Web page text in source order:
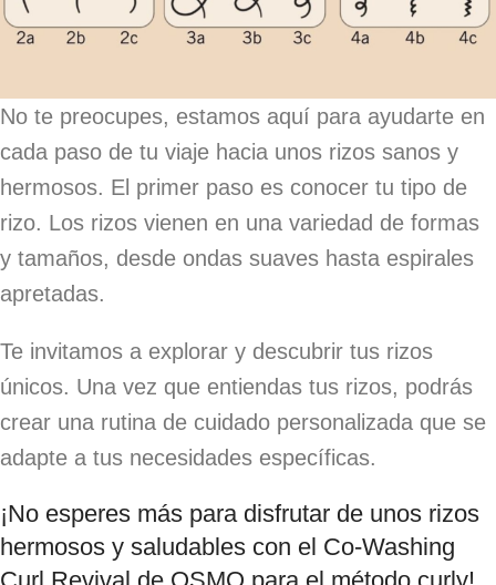
No te preocupes, estamos aquí para ayudarte en
cada paso de tu viaje hacia unos rizos sanos y
hermosos. El primer paso es conocer tu tipo de
rizo. Los rizos vienen en una variedad de formas
y tamaños, desde ondas suaves hasta espirales
apretadas.
Te invitamos a explorar y descubrir tus rizos
únicos. Una vez que entiendas tus rizos, podrás
crear una rutina de cuidado personalizada que se
adapte a tus necesidades específicas.
¡No esperes más para disfrutar de unos rizos
hermosos y saludables con el Co-Washing